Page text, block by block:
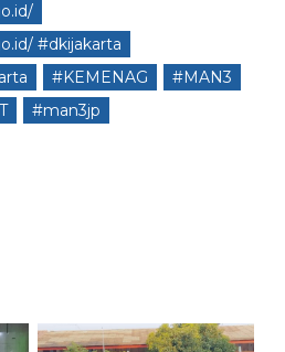
#dkijakarta
#KEMENAG
#MAN3
#man3jp